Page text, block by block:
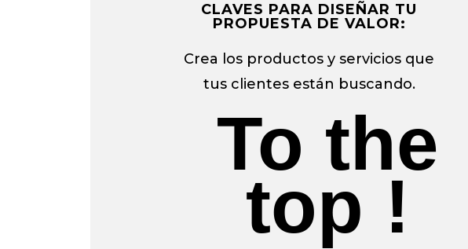
CLAVES PARA DISEÑAR TU
PROPUESTA DE VALOR:
Crea los productos y servicios que
tus clientes están buscando.
To the
top !